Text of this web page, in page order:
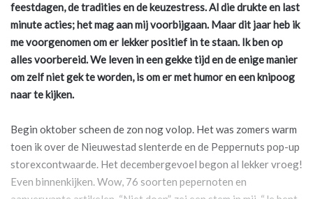
feestdagen, de tradities en de keuzestress. Al die drukte en last
minute acties; het mag aan mij voorbijgaan. Maar dit jaar heb ik
me voorgenomen om er lekker positief in te staan. Ik ben op
alles voorbereid. We leven in een gekke tijd en de enige manier
om zelf niet gek te worden, is om er met humor en een knipoog
naar te kijken.
Begin oktober scheen de zon nog volop. Het was zomers warm
toen ik over de Nieuwestad slenterde en de Peppernuts pop-up
storexcontwaarde. Het decembergevoel begon al lekker vroeg!
Even binnenkijken. Wow, 76 soorten pepernoten en